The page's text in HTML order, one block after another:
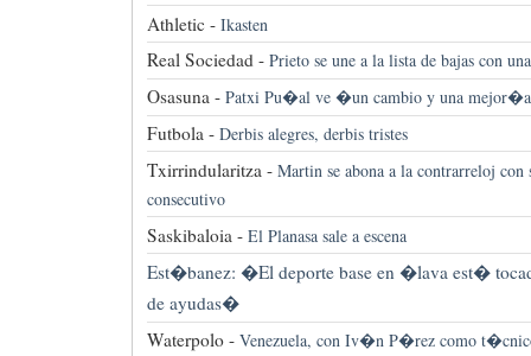
Athletic - Ikasten
Real Sociedad - Prieto se une a la lista de bajas con
Osasuna - Patxi Pu�al ve �un cambio y una
Futbola - Derbis alegres, derbis tristes
Txirrindularitza - Martin se abona a la contrarreloj
consecutivo
Saskibaloia - El Planasa sale a escena
Est�banez: �El deporte base en �lava est�
de ayudas�
Waterpolo - Venezuela, con Iv�n P�rez como